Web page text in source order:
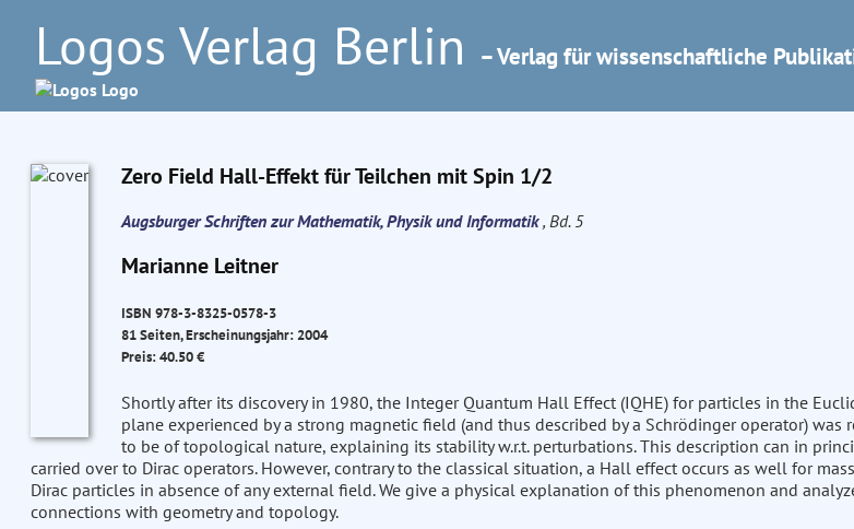
Logos Verlag Berlin – Verlag für wissenschaftliche
Zero Field Hall-Effekt für Teilchen mit Spin 1/2
Augsburger Schriften zur Mathematik, Physik und Informatik, Bd. 5
Marianne Leitner
ISBN 978-3-8325-0578-3
81 Seiten, Erscheinungsjahr: 2004
Preis: 40.50 €
Shortly after its discovery in 1980, the Integer Quantum Hall Effect (IQHE) for particles in the
plane experienced by a strong magnetic field (and thus described by a Schrödinger operator) was
to be of topological nature, explaining its stability w.r.t. perturbations. This description can in
carried over to Dirac operators. However, contrary to the classical situation, a Hall effect occurs as well for
Dirac particles in absence of any external field. We give a physical explanation of this phenomenon and
connections with geometry and topology.